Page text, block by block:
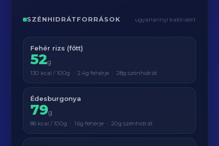
SZÉNHIDRÁTFORRÁSOK ugyanannyi kalóriáért
Fehér rizs (főtt)
52g
130 kcal / 100g · 2.4g fehérje · 28g szénhidrát
Édesburgonya
79g
86 kcal / 100g · 1.6g fehérje · 20g szénhidrát